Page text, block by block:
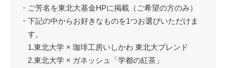
・ご芳名を東北大基金HPに掲載（ご希望の方のみ）
・下記の中からお好きなものを1つお選びいただけま
す。
1.東北大学 × 珈琲工房いしかわ 東北大ブレンド
2.東北大学 × ガネッシュ「学都の紅茶」